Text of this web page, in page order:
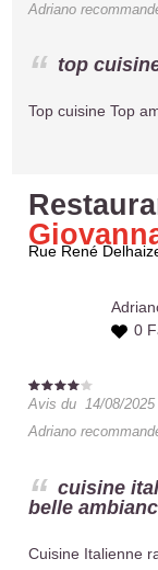
Adriano
top
Top cuisine Top
Rue René
0
Avis du14/08/
Adriano
cuisine
belle
Cuisine Italienne